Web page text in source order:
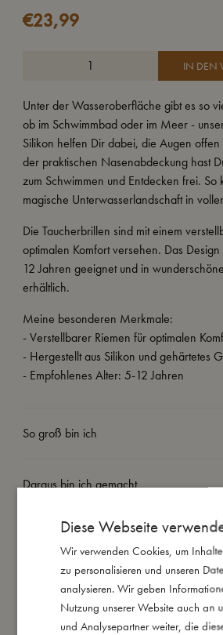
€23,99
IN DEN
Unter der Wasseroberfläche gibt es so
ob im Schwimmbad oder im Meer -
Silikon helfen Dir dabei, die Augen
der praktischen Nasenabdeckung hast
zum Schwimmen und Entdecken frei. So
magische Unterwasserlandschaft in
Die Taucherbrillen sind mit einem
optimalen Komfort versehen. Das
12 Jahren geeignet und in
erhältlich.
Meine besonderen Merkmale:
- Verstellbarer Riemen für optimalen
- Hergestellt aus Silikon und gehärtetes
- Empfohlenes Alter: 5-12 Jahren
So groß bin ich
Daraus bin ich gemacht
So kannst Du mich pflegen
Meine Daten
Diese Webseite
Wir verwenden Cookies, um
zu personalisieren und unseren
analysieren. Wir geben
Nutzung unserer Website auch an
und Analysepartner weiter, die